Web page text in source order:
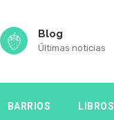
Blog
Últimas noticias
BARRIOS LIBROS